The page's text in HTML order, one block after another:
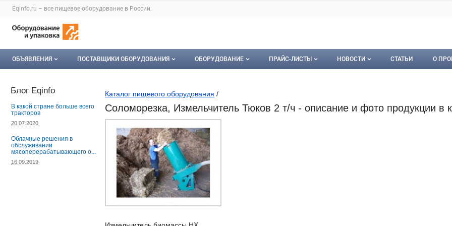
Раздел навигации по сайту eqinfo.ru
Eqinfo.ru – все пищевое оборудование в России.
Авторизация и меню пользователя
Навигация по разделам сайта eqinfo.ru
ОБЪЯВЛЕНИЯ
Мои объявления
ПОСТАВЩИКИ ОБОРУДОВАНИЯ
Каталог компаний
Платное размещение
ОБОРУДОВАНИЕ
Мое оборудование
ПРАЙС-ЛИСТЫ НОВОСТИ
Документы
СТАТЬИ О
Каталог пищевого оборудования /
Соломорезка, Измельчитель Тюков 2 т/ч - описание и фото продукции в
Блог Eqinfo
В какой стране больше всего
тракторов
20.07.2020
Облачные решения в
обслуживании
мясоперерабатывающего о...
16.09.2019